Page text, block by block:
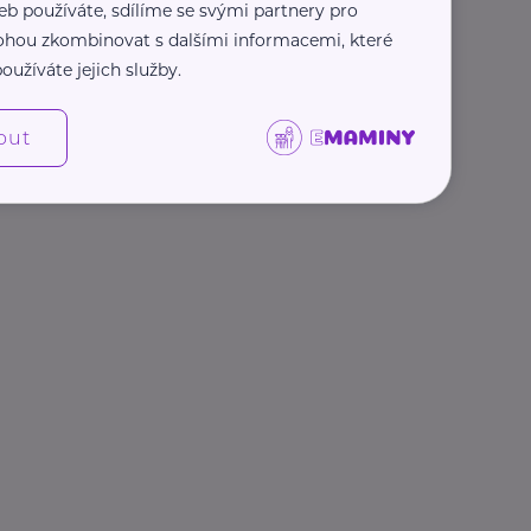
používáte, sdílíme se svými partnery pro
zkombinovat s dalšími informacemi, které
jejich služby.